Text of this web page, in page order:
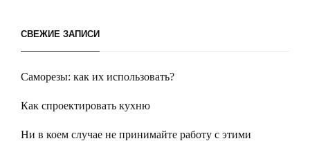
СВЕЖИЕ ЗАПИСИ
Саморезы: как их использовать?
Как спроектировать кухню
Ни в коем случае не принимайте работу с этими